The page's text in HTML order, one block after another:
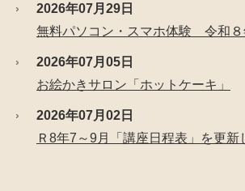
2026年07月29日
無料パソコン・スマホ体験 令和８
2026年07月05日
お絵かきサロン「ホットケーキ」
2026年07月02日
Ｒ8年7～9月「講座日程表」を更新